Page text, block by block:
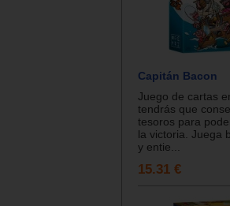
Capitán Bacon
Juego de cartas
tendrás que
tesoros para
la victoria. Juega
y entie...
15.31 €